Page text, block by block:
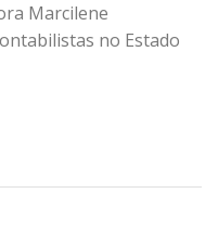
Marcilene
no Estado